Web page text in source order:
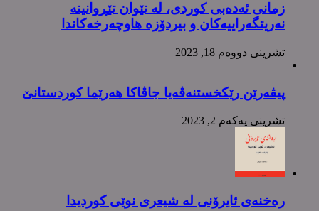
زمانی ئەدەبی کوردی، لە نێوان تێڕوانینە
نەریتگەراییەکان و بیردۆزە هاوچەرخەکاندا
تشرینی دووه‌م 18, 2023
پیڤەرێن رێکخستنەڤەیا جاڤاکا هەرێما کوردستانێ
تشرینی یه‌كه‌م 2, 2023
رەخنەی ئایرۆنی لە شیعری نوێی کوردیدا